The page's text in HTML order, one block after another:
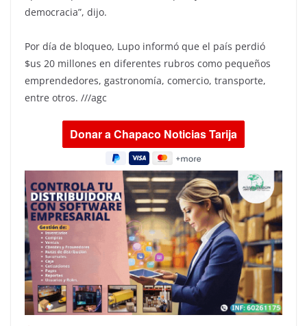
democracia”, dijo.
Por día de bloqueo, Lupo informó que el país perdió
$us 20 millones en diferentes rubros como pequeños
emprendedores, gastronomía, comercio, transporte,
entre otros. ///agc